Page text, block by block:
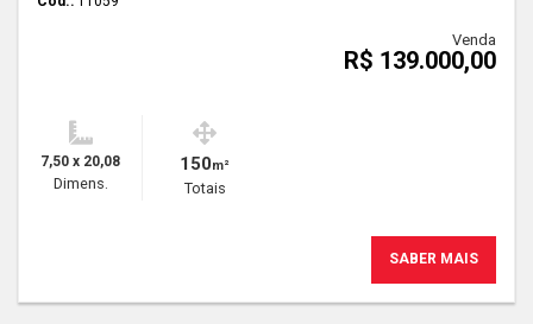
Venda
R$ 139.000,00
7,50 x 20,08
Dimens.
150m²
Totais
SABER MAIS